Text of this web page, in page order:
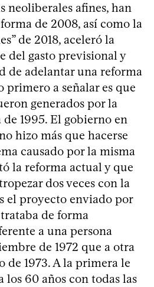
neoliberales afines, han
de 2008, así como la
de 2018, aceleró la
del gasto previsional y
de adelantar una reforma
primero a señalar es que
generados por la
1995. El gobierno en
hizo más que hacerse
causado por la misma
la reforma actual y que
dos veces con la
el proyecto enviado por
de forma
a una persona
de 1972 que a otra
de 1973. A la primera le
60 años con todas las